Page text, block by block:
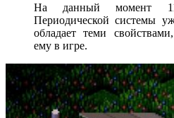
На данный момент
Периодической системы
обладает теми
ему в игре.